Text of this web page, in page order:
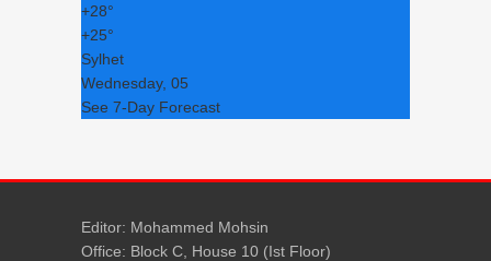
+28°
+25°
Sylhet
Wednesday, 05
See 7-Day Forecast
Editor: Mohammed Mohsin
Office: Block C, House 10 (Ist Floor)